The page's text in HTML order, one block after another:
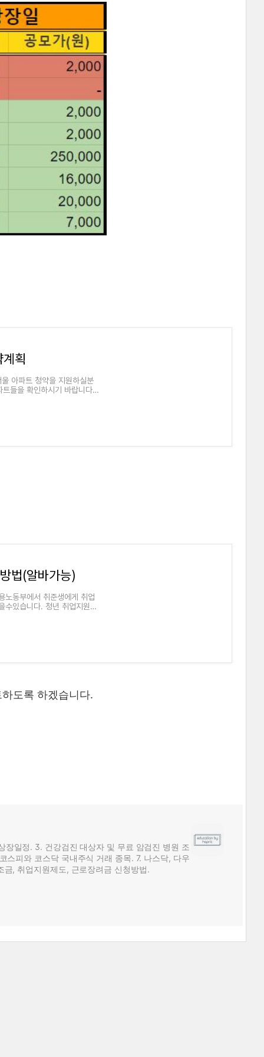
획
아파트 청약을 지원하실분
들을 확인하시기 바랍니다.
법(알바가능)
노동부에서 취준생에게 취업
수있습니다. 청년 취업지원금
도록 하겠습니다.
장일정. 3. 건강검진 대상자 및 무료 암검진 병원 조
피와 코스닥 국내주식 거래 종목. 7. 나스닥, 다우
, 취업지원제도, 근로장려금 신청방법.